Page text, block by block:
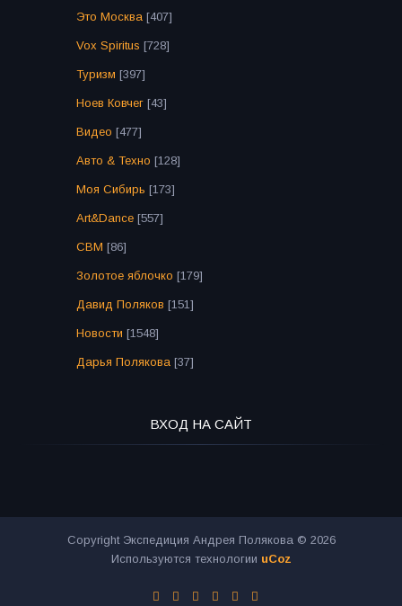
Это Москва [407]
Vox Spiritus [728]
Туризм [397]
Ноев Ковчег [43]
Видео [477]
Авто & Техно [128]
Моя Сибирь [173]
Art&Dance [557]
СВМ [86]
Золотое яблочко [179]
Давид Поляков [151]
Новости [1548]
Дарья Полякова [37]
ВХОД НА САЙТ
Copyright Экспедиция Андрея Полякова © 2026
Используются технологии uCoz